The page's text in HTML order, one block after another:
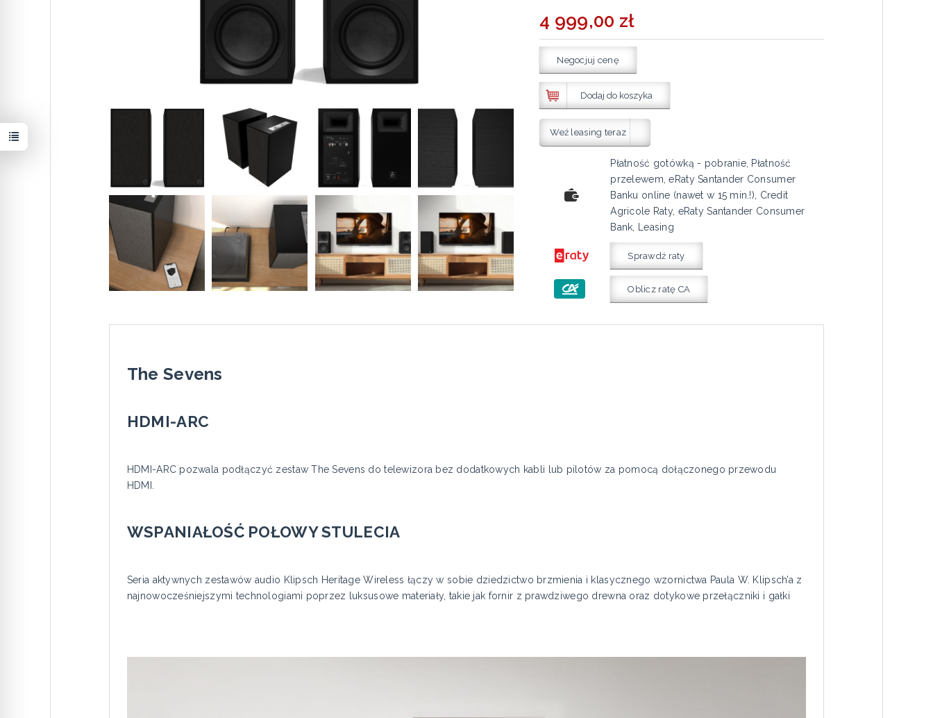
4 999,00 zł
Negocjuj cenę
Dodaj do koszyka
Weź leasing teraz
Płatność gotówką - pobranie, Płatność
przelewem, eRaty Santander Consumer
Banku online (nawet w 15 min.!), Credit
Agricole Raty, eRaty Santander Consumer
Bank, Leasing
Sprawdź raty
Oblicz ratę CA
The Sevens
HDMI-ARC
HDMI-ARC pozwala podłączyć zestaw The Sevens do telewizora bez dodatkowych kabli lub pilotów za pomocą dołączonego przewodu
HDMI.
WSPANIAŁOŚĆ POŁOWY STULECIA
Seria aktywnych zestawów audio Klipsch Heritage Wireless łączy w sobie dziedzictwo brzmienia i klasycznego wzornictwa Paula W. Klipsch’a z
najnowocześniejszymi technologiami poprzez luksusowe materiały, takie jak fornir z prawdziwego drewna oraz dotykowe przełączniki i gałki